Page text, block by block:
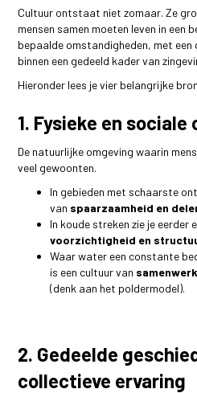
Cultuur ontstaat niet zomaar. Ze
mensen samen moeten leven in een
bepaalde omstandigheden, met een
binnen een gedeeld kader van
Hieronder lees je vier belangrijke
1. Fysieke en sociale
De natuurlijke omgeving waarin
veel gewoonten.
In gebieden met schaarste
van spaarzaamheid en
In koude streken zie je eerder
voorzichtigheid en
Waar water een constante
is een cultuur van
(denk aan het poldermodel).
2. Gedeelde
collectieve ervaring